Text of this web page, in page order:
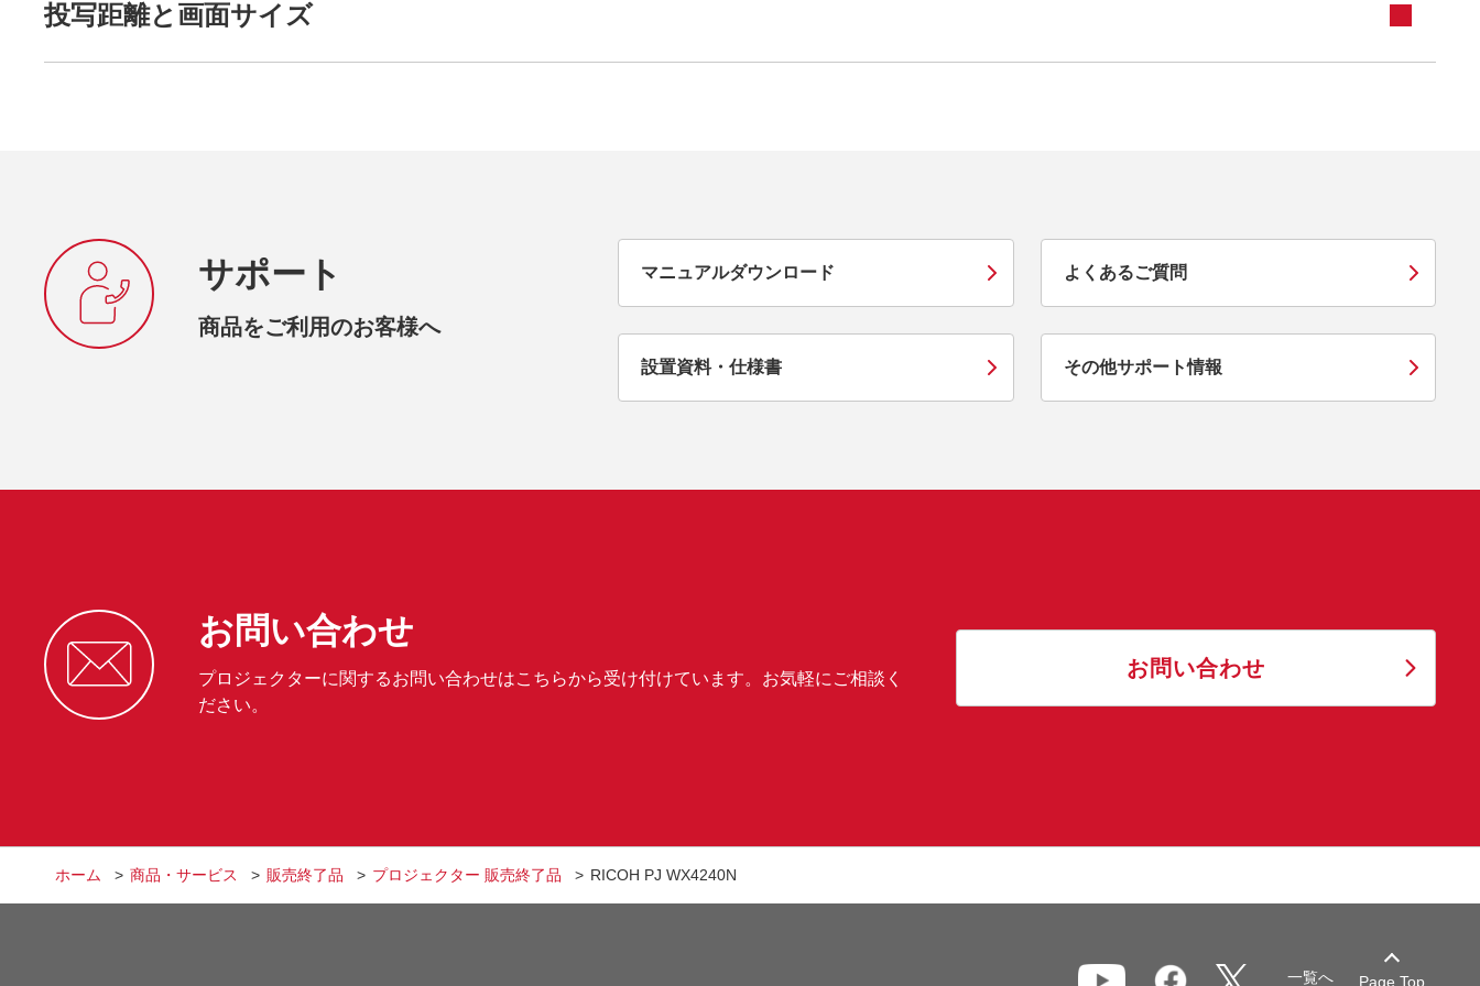
投写距離と画面サイズ
サポート
商品をご利用のお客様へ
マニュアルダウンロード よくあるご質問
設置資料・仕様書 その他サポート情報
お問い合わせ
プロジェクターに関するお問い合わせはこちらから受け付けています。お気軽にご相談く
ださい。
お問い合わせ
ホーム 商品・サービス 販売終了品 プロジェクター 販売終了品 RICOH PJ WX4240N
Page Top
一覧へ